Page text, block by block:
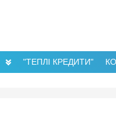
"ТЕПЛІ КРЕДИТИ"